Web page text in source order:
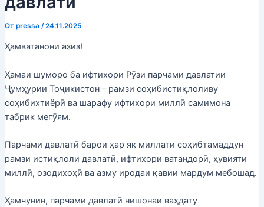
От pressa /24.11.2025
Ҳамватанони азиз!
Ҳамаи шуморо ба ифтихори Рӯзи парчами давлатии
Ҷумҳурии Тоҷикистон – рамзи соҳибистиқлоливу
соҳибихтиёрӣ ва шарафу ифтихори миллӣ самимона
табрик мегӯям.
Парчами давлатӣ барои ҳар як миллати соҳибтамаддун
рамзи истиқлоли давлатӣ, ифтихори ватандорӣ, ҳувияти
миллӣ, озодихоҳӣ ва азму иродаи қавии мардум мебошад.
Ҳамчунин, парчами давлатӣ нишонаи ваҳдату